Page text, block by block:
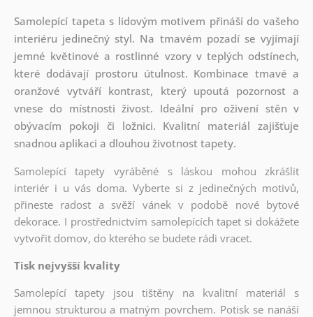
Samolepící tapeta s lidovým motivem přináší do vašeho
interiéru jedinečný styl. Na tmavém pozadí se vyjímají
jemné květinové a rostlinné vzory v teplých odstínech,
které dodávají prostoru útulnost. Kombinace tmavé a
oranžové vytváří kontrast, který upoutá pozornost a
vnese do místnosti živost. Ideální pro oživení stěn v
obývacím pokoji či ložnici. Kvalitní materiál zajišťuje
snadnou aplikaci a dlouhou životnost tapety.
Samolepící tapety vyráběné s láskou mohou zkrášlit
interiér i u vás doma. Vyberte si z jedinečných motivů,
přineste radost a svěží vánek v podobě nové bytové
dekorace. I prostřednictvím samolepících tapet si dokážete
vytvořit domov, do kterého se budete rádi vracet.
Tisk nejvyšší kvality
Samolepící tapety jsou tištěny na kvalitní materiál s
jemnou strukturou a matným povrchem. Potisk se nanáší